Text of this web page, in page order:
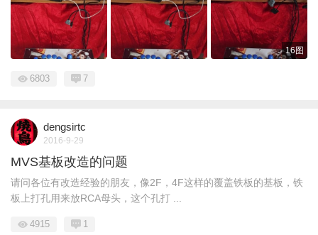
16图
6803 7
dengsirtc
2016-9-29
MVS基板改造的问题
请问各位有改造经验的朋友，像2F，4F这样的覆盖铁板的基板，铁
板上打孔用来放RCA母头，这个孔打 ...
4915 1